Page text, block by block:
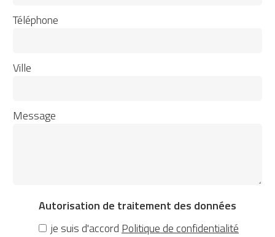
Téléphone
Ville
Message
Autorisation de traitement des données
je suis d'accord Politique de confidentialité